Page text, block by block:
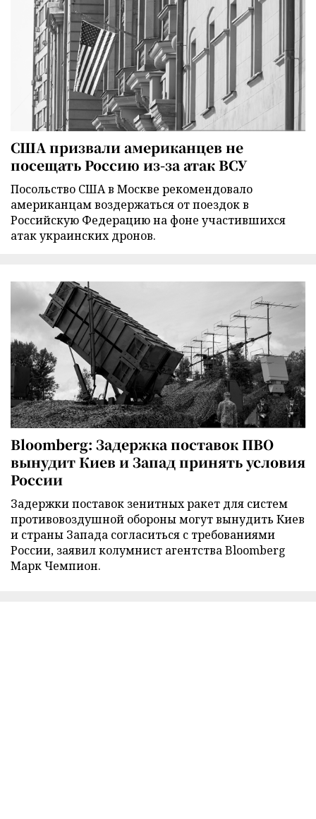
США призвали американцев не
посещать Россию из-за атак ВСУ
Посольство США в Москве рекомендовало
американцам воздержаться от поездок в
Российскую Федерацию на фоне участившихся
атак украинских дронов.
Bloomberg: Задержка поставок ПВО
вынудит Киев и Запад принять условия
России
Задержки поставок зенитных ракет для систем
противовоздушной обороны могут вынудить Киев
и страны Запада согласиться с требованиями
России, заявил колумнист агентства Bloomberg
Марк Чемпион.